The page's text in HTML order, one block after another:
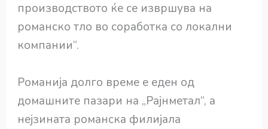
производството ќе се извршува на
романско тло во соработка со локални
компании“.
Романија долго време е еден од
домашните пазари на „Рајнметал“, а
нејзината романска филијала